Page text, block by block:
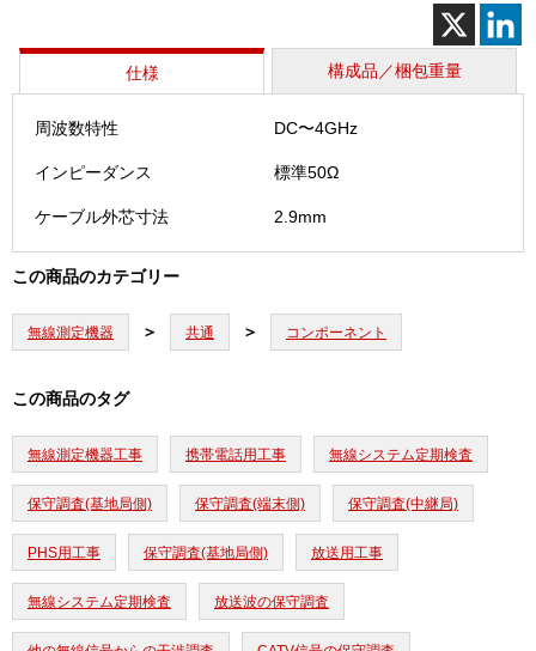
個
仕様 構成品／梱包重量
周波数特性 DC〜4GHz
インピーダンス 標準50Ω
ケーブル外芯寸法 2.9mm
この商品のカテゴリー
無線測定機器 共通 コンポーネント
この商品のタグ
無線測定機器工事 携帯電話用工事 無線システム定期検査
保守調査(基地局側) 保守調査(端末側) 保守調査(中継局)
PHS用工事 保守調査(基地局側) 放送用工事
無線システム定期検査 放送波の保守調査